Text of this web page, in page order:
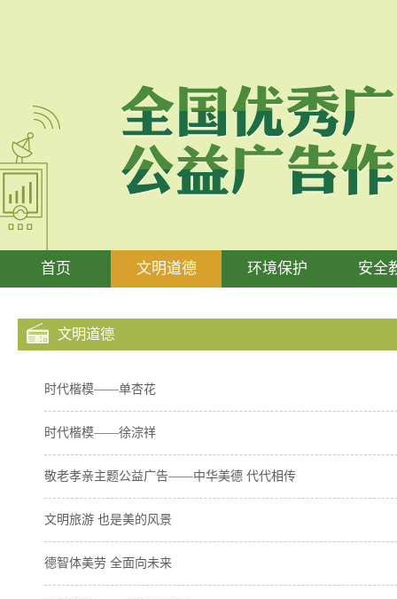
首页 文明道德 环境保护 安全
文明道德
时代楷模——单杏花
时代楷模——徐淙祥
敬老孝亲主题公益广告——中华美德 代代相传
文明旅游 也是美的风景
德智体美劳 全面向未来